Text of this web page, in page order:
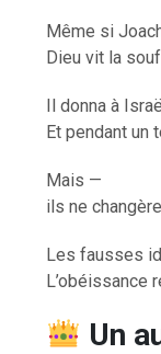
Même si
Dieu vit la
Il donna à
Et pendant un
Mais —
ils ne
Les fausses
L’obéissance
Un